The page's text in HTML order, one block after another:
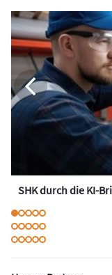
SHK durch die KI-